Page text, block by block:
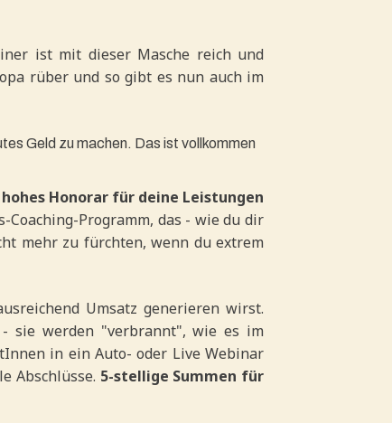
ist mit dieser Masche reich und
rüber und so gibt es nun auch im
Geld zu machen. Das ist vollkommen
Honorar für deine Leistungen
Programm, das - wie du dir
mehr zu fürchten, wenn du extrem
Umsatz generieren wirst.
sie werden "verbrannt", wie es im
in ein Auto- oder Live Webinar
Abschlüsse. 5-stellige Summen für